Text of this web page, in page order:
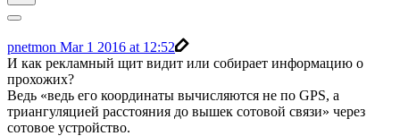
pnetmon Mar 1 2016 at 12:52
И как рекламный щит видит или собирает информацию о
прохожих?
Ведь «ведь его координаты вычисляются не по GPS, а
триангуляцией расстояния до вышек сотовой связи» через
сотовое устройство.